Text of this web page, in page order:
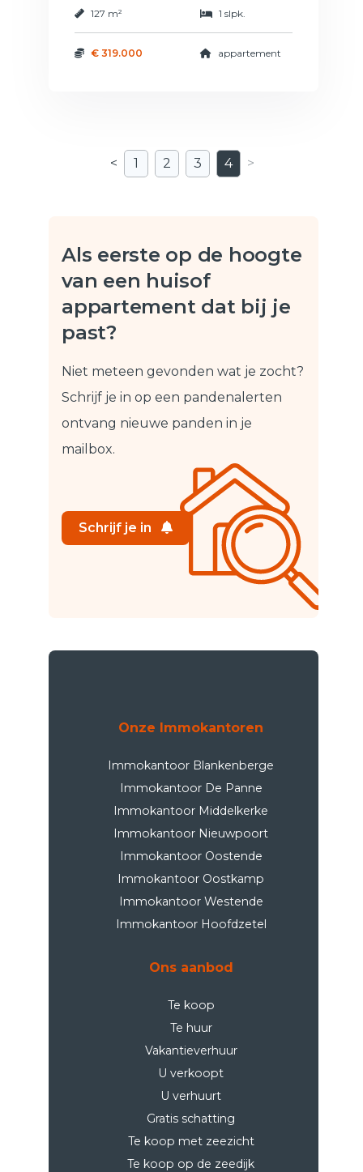
127 m² 1 slpk.
€ 319.000 appartement
< 1 2 3 4 >
Als eerste op de hoogte
van een huisof
appartement dat bij je
past?
Niet meteen gevonden wat je zocht?
Schrijf je in op een pandenalerten
ontvang nieuwe panden in je
mailbox.
Schrijf je in
Onze Immokantoren
Immokantoor Blankenberge
Immokantoor De Panne
Immokantoor Middelkerke
Immokantoor Nieuwpoort
Immokantoor Oostende
Immokantoor Oostkamp
Immokantoor Westende
Immokantoor Hoofdzetel
Ons aanbod
Te koop
Te huur
Vakantieverhuur
U verkoopt
U verhuurt
Gratis schatting
Te koop met zeezicht
Te koop op de zeedijk